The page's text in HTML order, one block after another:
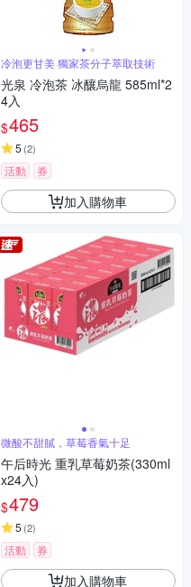
冷泡更甘美 獨家茶分子萃取技術
光泉 冷泡茶 冰釀烏龍 585ml*2
4入
$465
5 (2)
活動 券
加入購物車
微酸不甜膩，草莓香氣十足
午后時光 重乳草莓奶茶(330ml
x24入)
$479
5 (2)
活動 券
加入購物車